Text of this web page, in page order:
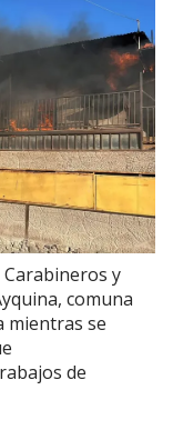
y
comuna
mientras se
de